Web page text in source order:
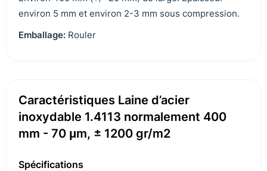
environ 5 mm et environ 2-3 mm sous compression.
Emballage: Rouler
Caractéristiques Laine d’acier
inoxydable 1.4113 normalement 400
mm - 70 μm, ± 1200 gr/m2
Spécifications